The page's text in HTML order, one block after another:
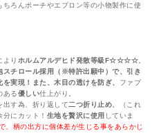
ちろんポーチやエプロン等の小物製作に使
より ホルムアルデヒド発散等級F☆☆☆☆
スチロール採用（※特許出願中）で、引き
実現！また、木目の透けを防ぎ、
ファブ
ある優しい仕上がり。
出す為、折り返して二つ折り止め 。（これ
にカット！ 生地を贅沢に使用 していま
、柄の出方に個体差が生じる事をあらかじ